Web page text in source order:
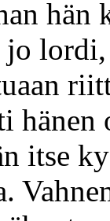
hän
jo
itse